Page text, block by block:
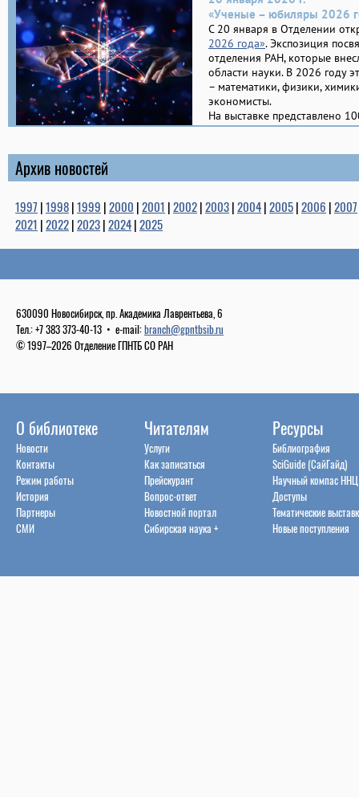
«Ученые – юбиляры 2026
С 20 января в Отделении
2026 года». Экспозиция
отделения РАН, которые
области науки. В 2026 году
– математики, физики,
экономисты.
На выставке представлено
Архив новостей
1997|1998|1999 |2000 |2001 |2002|2003|2004|2005|2006 |2007
2021 |2022|2023|2024|2025
630090 Новосибирск, пр. Академика Лаврентьева, 6
Тел.: +7 383 373-40-13 • e-mail:branch@gpntbsib.ru
© 1997–2026 Отделение ГПНТБ СО РАН
О библиотеке
Новости
Контакты
Режим работы
История
Партнеры
СМИ
Читателям
Услуги
Как записаться
Прейскурант
Вопрос-ответ
Новостной портал
Сибирская наука +
Ресурсы
Библиография
SciGuide (СайГайд)
Научный компас ННЦ
Доступы
Тематические
Новые поступления